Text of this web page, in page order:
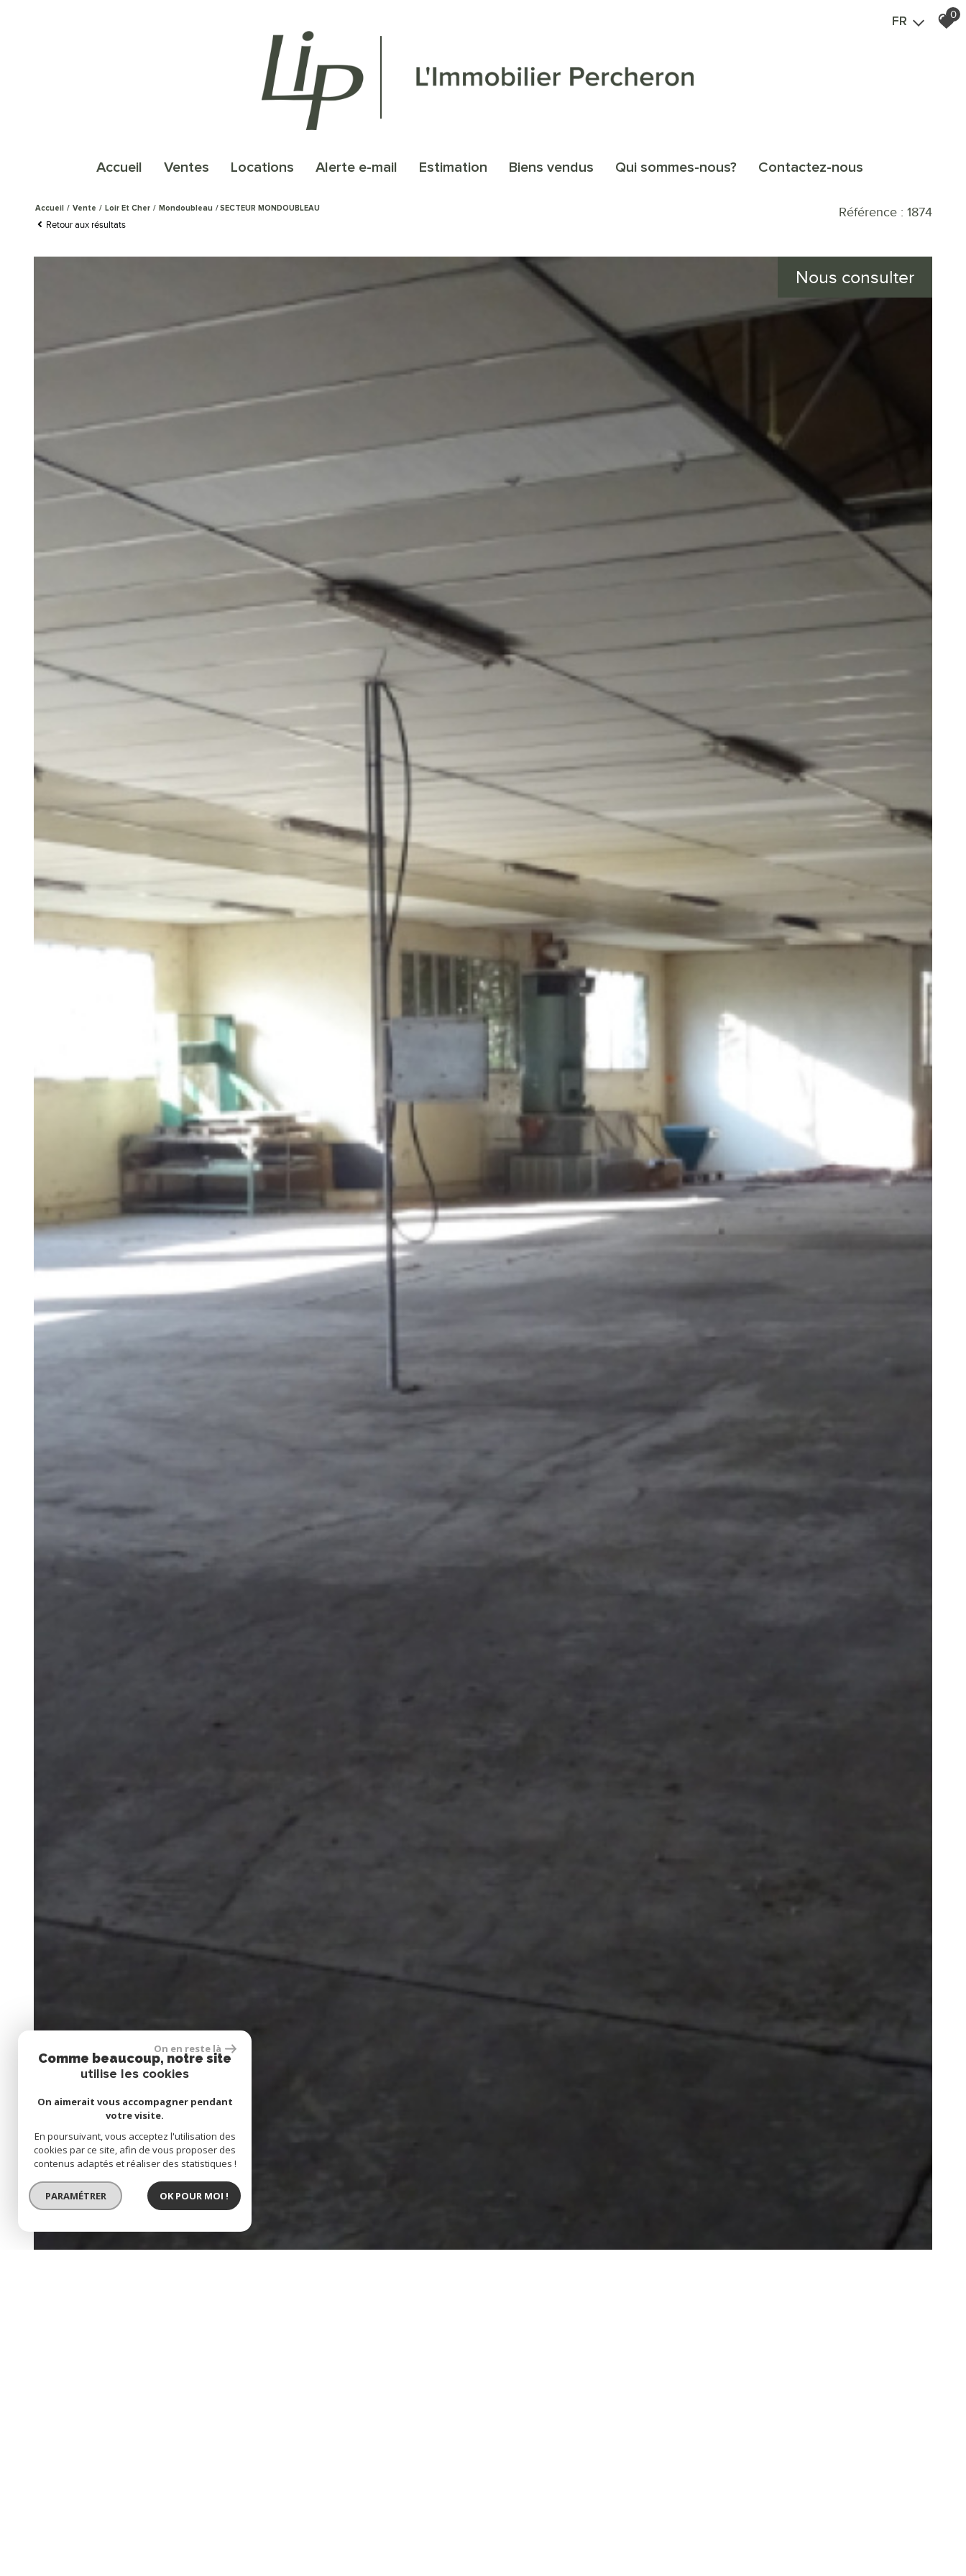
FR
0
accueil ventes locations alerte e-mail estimation biens vendus qui sommes-nous? contactez-nous
Accueil Vente Loir Et Cher Mondoubleau SECTEUR MONDOUBLEAU
Retour aux résultats
Référence : 1874
Nous consulter
On en reste là
Comme beaucoup, notre site
utilise les cookies
On aimerait vous accompagner pendant
votre visite.
En poursuivant, vous acceptez l'utilisation des
cookies par ce site, afin de vous proposer des
contenus adaptés et réaliser des statistiques !
PARAMÉTRER OK POUR MOI !